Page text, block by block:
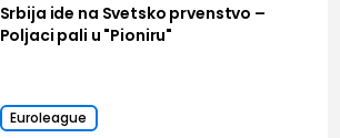
Srbija ide na Svetsko prvenstvo –
Poljaci pali u "Pioniru"
Euroleague